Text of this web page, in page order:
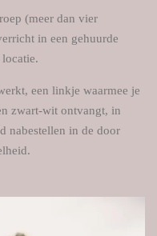
(meer dan vier
in een gehuurde
een linkje waarmee je
zwart-wit ontvangt, in
nabestellen in de door